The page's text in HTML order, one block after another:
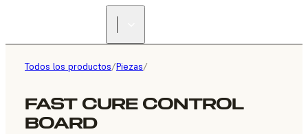
Todos los productos/Piezas/
FAST CURE CONTROL
BOARD